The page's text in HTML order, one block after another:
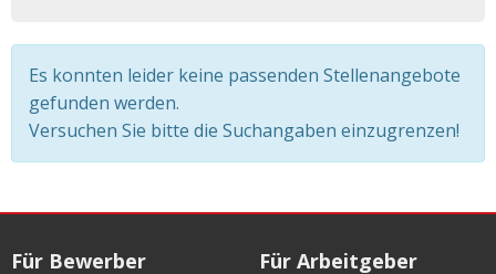
Es konnten leider keine passenden Stellenangebote
gefunden werden.
Versuchen Sie bitte die Suchangaben einzugrenzen!
Für Bewerber Für Arbeitgeber